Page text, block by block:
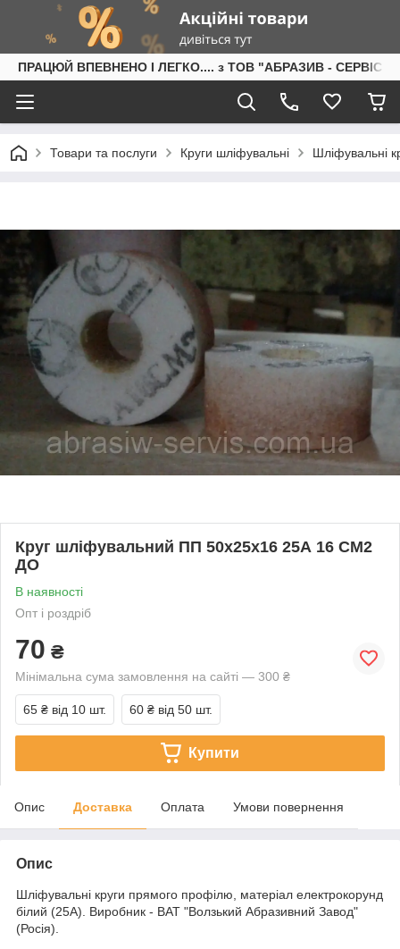
ПРАЦЮЙ ВПЕВНЕНО І ЛЕГКО.... з ТОВ "АБРАЗИВ - СЕРВІС"
Товари та послуги Круги шліфувальні Шліфувальні
Круг шліфувальний ПП 50х25х16 25А 16 СМ2
ДО
В наявності
Опт і роздріб
70 ₴
Мінімальна сума замовлення на сайті — 300 ₴
65 ₴ від 10 шт. 60 ₴ від 50 шт.
Купити
Опис Доставка Оплата Умови повернення
Опис
Шліфувальні круги прямого профілю, матеріал електрокорунд
білий (25А). Виробник - ВАТ "Волзький Абразивний Завод"
(Росія).